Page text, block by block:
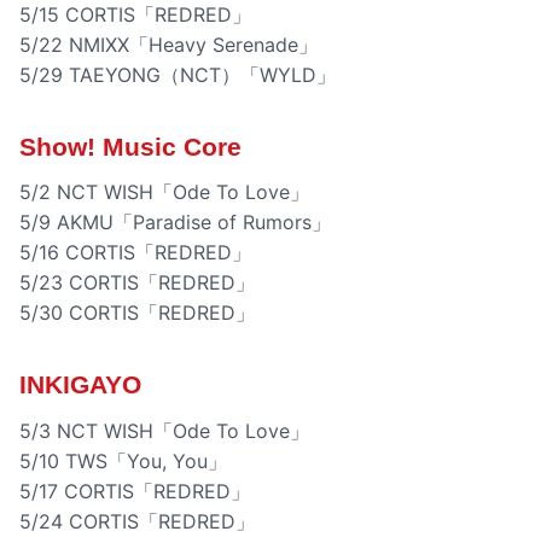
5/15 CORTIS「REDRED」
5/22 NMIXX「Heavy Serenade」
5/29 TAEYONG（NCT）「WYLD」
Show! Music Core
5/2 NCT WISH「Ode To Love」
5/9 AKMU「Paradise of Rumors」
5/16 CORTIS「REDRED」
5/23 CORTIS「REDRED」
5/30 CORTIS「REDRED」
INKIGAYO
5/3 NCT WISH「Ode To Love」
5/10 TWS「You, You」
5/17 CORTIS「REDRED」
5/24 CORTIS「REDRED」